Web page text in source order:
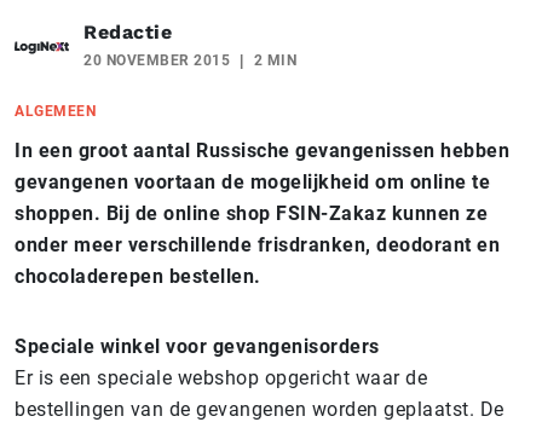
Redactie
20 NOVEMBER 2015 2 MIN
ALGEMEEN
In een groot aantal Russische gevangenissen hebben
gevangenen voortaan de mogelijkheid om online te
shoppen. Bij de online shop FSIN-Zakaz kunnen ze
onder meer verschillende frisdranken, deodorant en
chocoladerepen bestellen.
Speciale winkel voor gevangenisorders
Er is een speciale webshop opgericht waar de
bestellingen van de gevangenen worden geplaatst. De